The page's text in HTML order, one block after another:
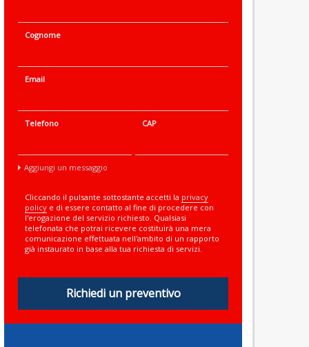
Cognome
Email
Telefono CAP
Aggiungi un messaggio
Cliccando il pulsante sottostante accetti la privacy
policy e di essere contatto al fine di procedere con
l'erogazione del servizio richiesto. Qualsiasi
telefonata che potrai ricevere costituirà una mera
comunicazione effettuata nell'ambito di un rapporto
già instaurato in base alla tua richiesta di servizi.
Richiedi un preventivo